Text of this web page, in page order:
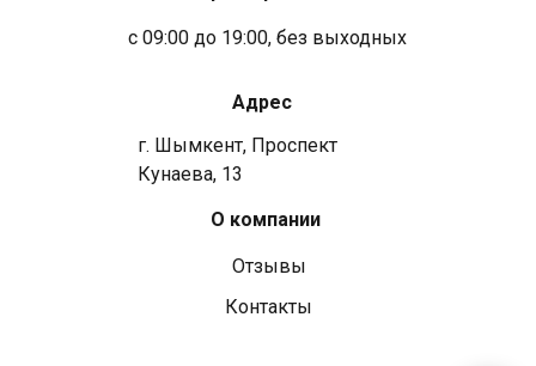
с 09:00 до 19:00, без выходных
Отзывы
Контакты
г. Шымкент, Проспект
Кунаева, 13
О компании
Адрес